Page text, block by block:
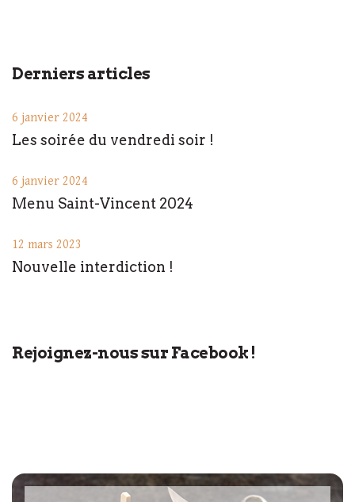
Derniers articles
6 janvier 2024
Les soirée du vendredi soir !
6 janvier 2024
Menu Saint-Vincent 2024
12 mars 2023
Nouvelle interdiction !
Rejoignez-nous sur Facebook !